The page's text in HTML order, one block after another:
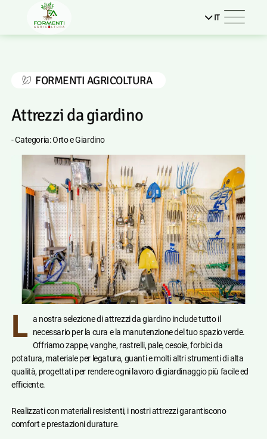
IT
FORMENTI AGRICOLTURA
Attrezzi da giardino
- Categoria: Orto e Giardino
L a nostra selezione di attrezzi da giardino include tutto il
necessario per la cura e la manutenzione del tuo spazio verde.
Offriamo zappe, vanghe, rastrelli, pale, cesoie, forbici da
potatura, materiale per legatura, guanti e molti altri strumenti di alta
qualità, progettati per rendere ogni lavoro di giardinaggio più facile ed
efficiente.
Realizzati con materiali resistenti, i nostri attrezzi garantiscono
comfort e prestazioni durature.